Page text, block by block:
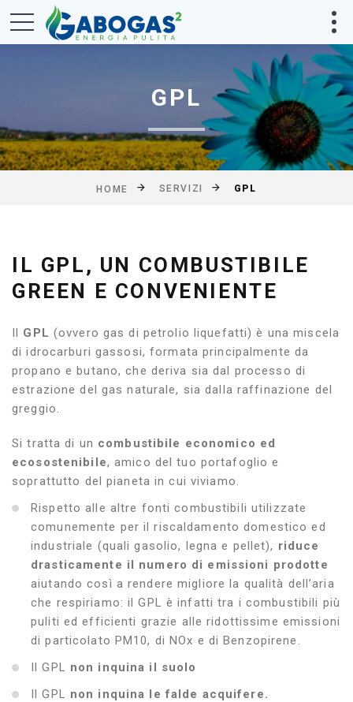
GPL
HOME SERVIZI GPL
IL GPL, UN COMBUSTIBILE
GREEN E CONVENIENTE
Il GPL (ovvero gas di petrolio liquefatti) è una miscela
di idrocarburi gassosi, formata principalmente da
propano e butano, che deriva sia dal processo di
estrazione del gas naturale, sia dalla raffinazione del
greggio.
Si tratta di un combustibile economico ed
ecosostenibile, amico del tuo portafoglio e
soprattutto del pianeta in cui viviamo.
Rispetto alle altre fonti combustibili utilizzate
comunemente per il riscaldamento domestico ed
industriale (quali gasolio, legna e pellet), riduce
drasticamente il numero di emissioni prodotte
aiutando così a rendere migliore la qualità dell’aria
che respiriamo: il GPL è infatti tra i combustibili più
puliti ed efficienti grazie alle ridottissime emissioni
di particolato PM10, di NOx e di Benzopirene.
Il GPL non inquina il suolo
Il GPL non inquina le falde acquifere.